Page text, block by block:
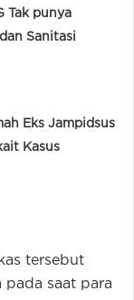
Tak punya
Sanitasi
Eks Jampidsus
Kasus
tersebut
pada saat para